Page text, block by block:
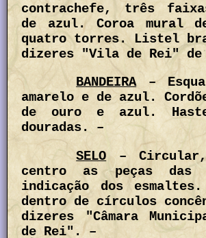
contrachefe, três
de azul. Coroa mural
quatro torres. Listel
dizeres "Vila de Rei" de
BANDEIRA–
amarelo e de azul.
de ouro e azul.
douradas. –
SELO –
centro as peças das
indicação dos
dentro de círculos
dizeres "Câmara
de Rei". –